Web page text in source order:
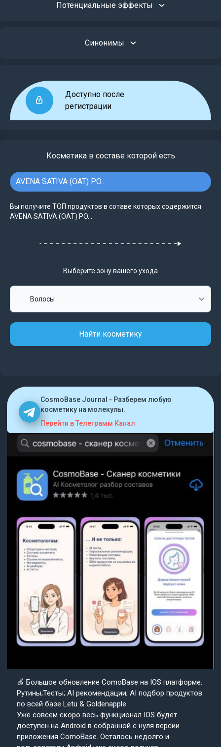
Потенциальные эффекты
Синонимы
Доступно после
регистрации
Косметика в составе которой есть
AVENA SATIVA (OAT) PO...
Вы получите ТОП продуктов в сотаве которых содержится
AVENA SATIVA (OAT) PO...
Выберите зону вашего ухода
Найти косметику
CosmoBase Journal - Разберем любую
косметику на молекулы.
Перейти в Телеграмм Канал
🍏 Большое обновление ComoBase на IOS платформе.
Рутины;Тесты; AI рекомендации; AI подбор продуктов
по всей базе Letu & Goldenapple.
Уже совсем скоро весь функционал IOS будет
доступен на Android в собранной с нуля версии
приложения ComoBase. Осталось недолго и